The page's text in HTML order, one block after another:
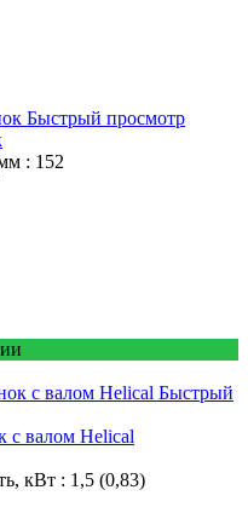
Быстрый просмотр
: 152
Быстрый
с валом Helical
кВт : 1,5 (0,83)